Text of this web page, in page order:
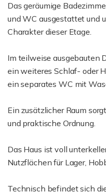
Das geräumige
und WC ausgestattet und
Charakter dieser Etage.
Im teilweise ausgebauten
ein weiteres Schlaf- oder
ein separates WC mit
Ein zusätzlicher Raum
und praktische Ordnung.
Das Haus ist voll
Nutzflächen für Lager,
Technisch befindet sich